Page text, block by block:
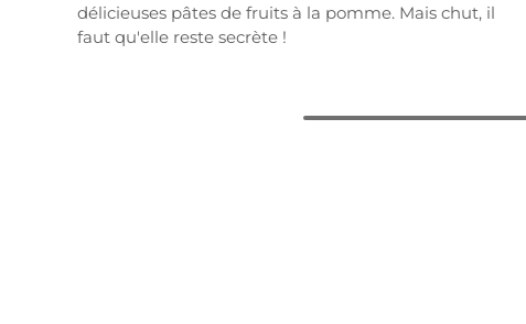
délicieuses pâtes de fruits à la pomme. Mais chut, il
faut qu'elle reste secrète !